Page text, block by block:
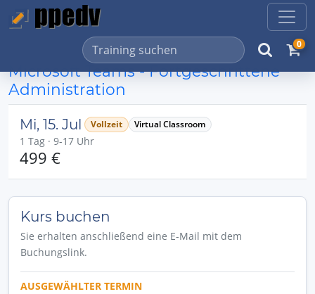
0
Microsoft Teams - Fortgeschrittene
Administration
Mi, 15. Jul Vollzeit Virtual Classroom
1 Tag · 9-17 Uhr
499 €
Kurs buchen
Sie erhalten anschließend eine E-Mail mit dem
Buchungslink.
AUSGEWÄHLTER TERMIN